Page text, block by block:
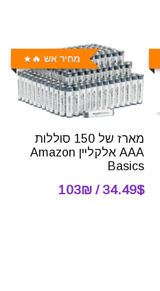
מחיר אש 🔥
מארז של 150 סוללות
AAA אלקליין Amazon
Basics
34.49$ / 103₪